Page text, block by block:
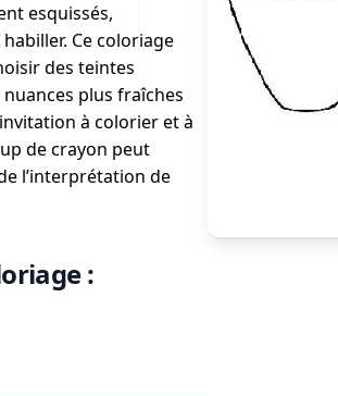
esquissés,
Ce coloriage
des teintes
plus fraîches
à colorier et à
de crayon peut
l’interprétation de
: